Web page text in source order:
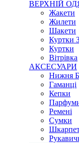
ВЕРХНІЙ
Жакети
Жилети
Шакети
Куртки
Куртки
Вітрівка
АКСЕСУАРИ
Нижня
Гаманці
Кепки
Ремені
Сумки